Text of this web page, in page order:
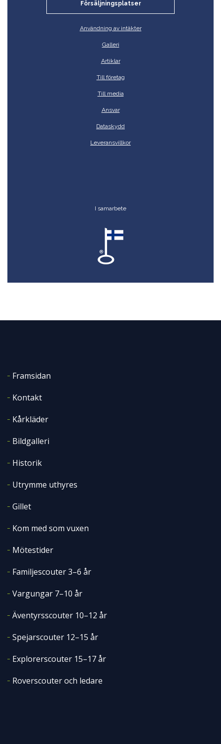
Framsidan
Kontakt
Kårkläder
Bildgalleri
Historik
Utrymme uthyres
Gillet
Kom med som vuxen
Mötestider
Familjescouter 3–6 år
Vargungar 7–10 år
Äventyrsscouter 10–12 år
Spejarscouter 12–15 år
Explorerscouter 15–17 år
Roverscouter och ledare